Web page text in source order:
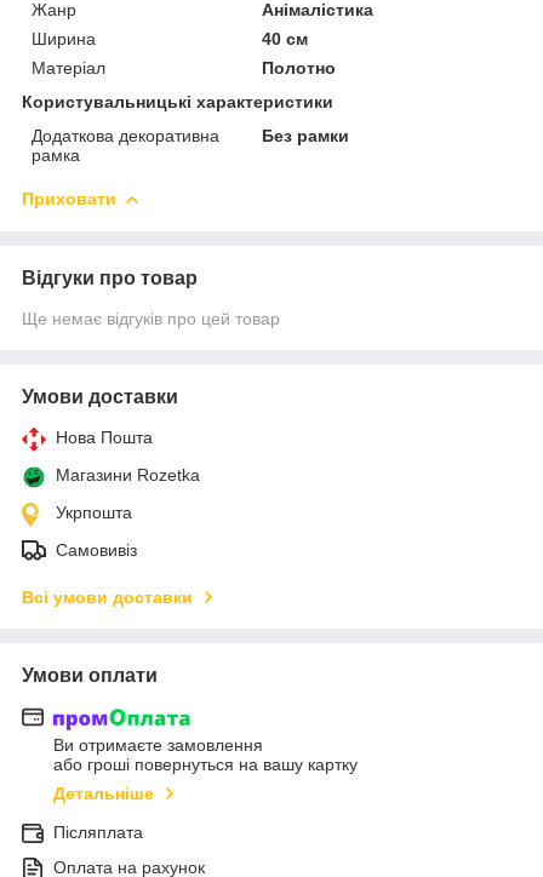
Жанр
Анімалістика
Ширина
40 см
Матеріал
Полотно
Користувальницькі характеристики
Додаткова декоративна
рамка
Без рамки
Приховати
Відгуки про товар
Ще немає відгуків про цей товар
Умови доставки
Нова Пошта
Магазини Rozetka
Укрпошта
Самовивіз
Всі умови доставки
Умови оплати
Ви отримаєте замовлення
або гроші повернуться на вашу картку
Детальніше
Післяплата
Оплата на рахунок